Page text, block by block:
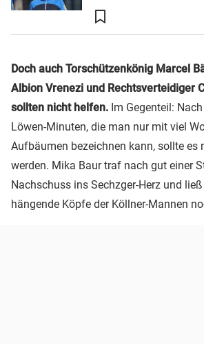
Doch auch Torschützenkönig Marcel
Albion Vrenezi und Rechtsverteidiger
sollten nicht helfen. Im Gegenteil:
Löwen-Minuten, die man nur mit viel
Aufbäumen bezeichnen kann, sollte es
werden. Mika Baur traf nach gut einer
Nachschuss ins Sechzger-Herz und
hängende Köpfe der Köllner-Mannen